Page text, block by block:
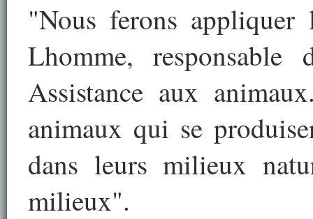
"Nous ferons
Lhomme,
Assistance aux
animaux qui se
dans leurs milieux
milieux".